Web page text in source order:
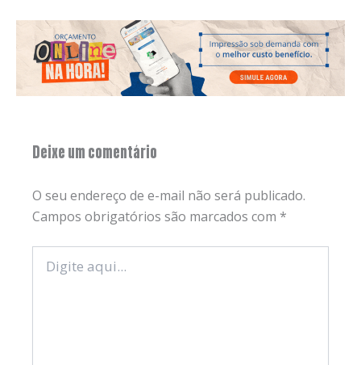
Deixe um comentário
O seu endereço de e-mail não será publicado.
Campos obrigatórios são marcados com *
aqui...